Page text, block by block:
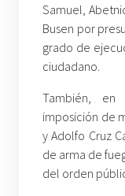
Samuel,
Busen por
grado de
ciudadano.
También,
imposición de
y Adolfo Cruz
de arma de
del orden